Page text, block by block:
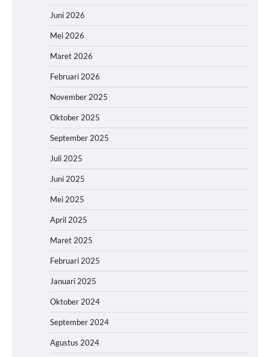
Juni 2026
Mei 2026
Maret 2026
Februari 2026
November 2025
Oktober 2025
September 2025
Juli 2025
Juni 2025
Mei 2025
April 2025
Maret 2025
Februari 2025
Januari 2025
Oktober 2024
September 2024
Agustus 2024